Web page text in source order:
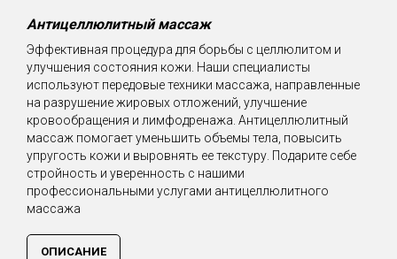
Антицеллюлитный массаж
Эффективная процедура для борьбы с целлюлитом и
улучшения состояния кожи. Наши специалисты
используют передовые техники массажа, направленные
на разрушение жировых отложений, улучшение
кровообращения и лимфодренажа. Антицеллюлитный
массаж помогает уменьшить объемы тела, повысить
упругость кожи и выровнять ее текстуру. Подарите себе
стройность и уверенность с нашими
профессиональными услугами антицеллюлитного
массажа
ОПИСАНИЕ